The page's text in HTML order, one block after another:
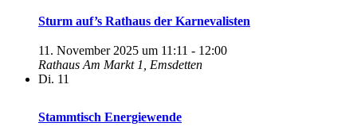
Sturm auf’s Rathaus der Karnevalisten
11. November 2025 um 11:11 - 12:00
Rathaus Am Markt 1, Emsdetten
Di. 11
Stammtisch Energiewende